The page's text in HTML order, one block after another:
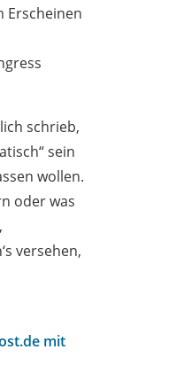
Erscheinen
schrieb,
sein
wollen.
oder was
versehen,
mit